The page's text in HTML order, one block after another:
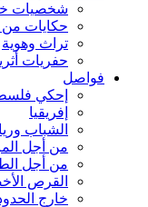
شخصيات خالدة
حكايات من
تراث وهوية
حفريات أثرية
فواصل
إحكي فلسطين
إفريقيا
الشباب وريادة
من أجل المرأة
من أجل الطفولة
القرص الأخضر
خارج الحدود